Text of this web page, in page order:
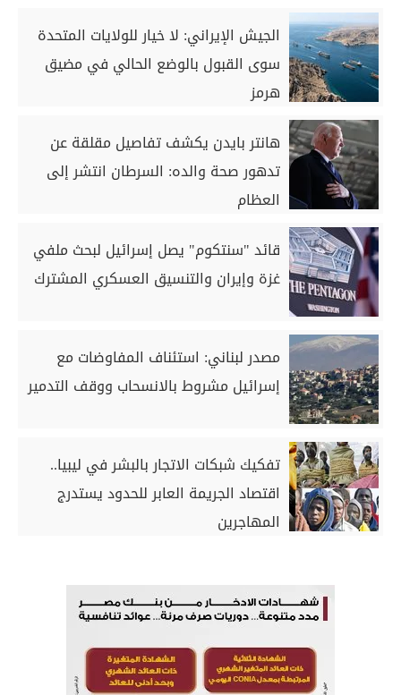
الجيش الإيراني: لا خيار للولايات المتحدة
سوى القبول بالوضع الحالي في مضيق
هرمز
هانتر بايدن يكشف تفاصيل مقلقة عن
تدهور صحة والده: السرطان انتشر إلى
العظام
قائد "سنتكوم" يصل إسرائيل لبحث ملفي
غزة وإيران والتنسيق العسكري المشترك
مصدر لبناني: استئناف المفاوضات مع
إسرائيل مشروط بالانسحاب ووقف التدمير
تفكيك شبكات الاتجار بالبشر في ليبيا..
اقتصاد الجريمة العابر للحدود يستدرج
المهاجرين